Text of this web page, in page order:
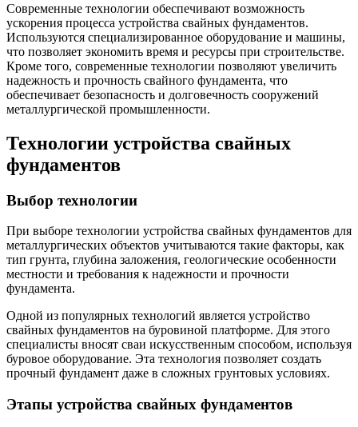
Современные технологии обеспечивают возможность
ускорения процесса устройства свайных фундаментов.
Используются специализированное оборудование и машины,
что позволяет экономить время и ресурсы при строительстве.
Кроме того, современные технологии позволяют увеличить
надежность и прочность свайного фундамента, что
обеспечивает безопасность и долговечность сооружений
металлургической промышленности.
Технологии устройства свайных
фундаментов
Выбор технологии
При выборе технологии устройства свайных фундаментов для
металлургических объектов учитываются такие факторы, как
тип грунта, глубина заложения, геологические особенности
местности и требования к надежности и прочности
фундамента.
Одной из популярных технологий является устройство
свайных фундаментов на буровиной платформе. Для этого
специалисты вносят сваи искусственным способом, используя
буровое оборудование. Эта технология позволяет создать
прочный фундамент даже в сложных грунтовых условиях.
Этапы устройства свайных фундаментов